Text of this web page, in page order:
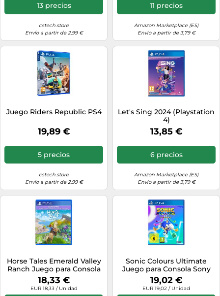
13 precios
cstech.store
Envío a partir de 2,99 €
11 precios
Amazon Marketplace (ES)
Envío a partir de 3,79 €
Juego Riders Republic PS4
19,89 €
5 precios
cstech.store
Envío a partir de 2,99 €
Let's Sing 2024 (Playstation
4)
13,85 €
6 precios
Amazon Marketplace (ES)
Envío a partir de 3,79 €
Horse Tales Emerald Valley
Ranch Juego para Consola
PlayStation 4, PS4, PAL ES
18,33 €
EUR 18,33 / Unidad
Sonic Colours Ultimate
Juego para Consola Sony
PlayStation 4, PS4
19,02 €
EUR 19,02 / Unidad